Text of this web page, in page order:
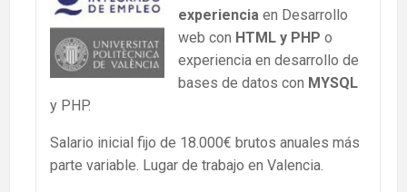
experiencia en Desarrollo
web con HTML y PHP o
experiencia en desarrollo de
bases de datos con MYSQL
y PHP.
Salario inicial fijo de 18.000€ brutos anuales más
parte variable. Lugar de trabajo en Valencia.